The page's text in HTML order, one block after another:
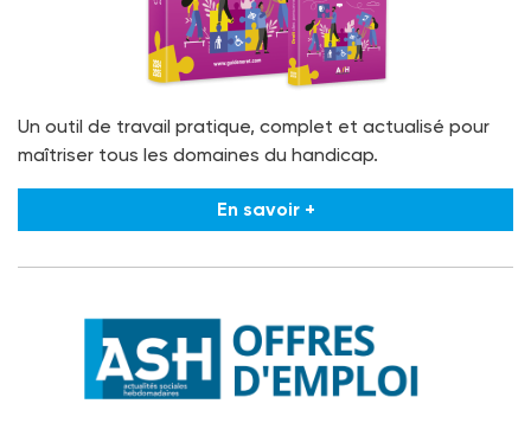
Un outil de travail pratique, complet et actualisé pour
maîtriser tous les domaines du handicap.
En savoir +